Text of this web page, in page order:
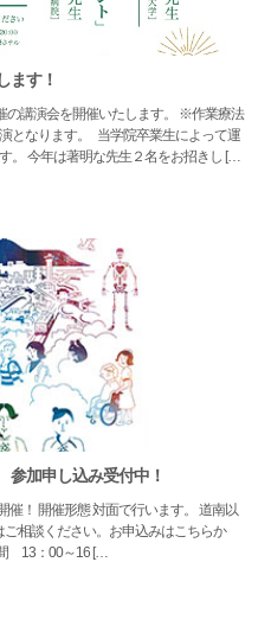
ます！
の講演会を開催いたします。 ※作業療法
となります。 当学院卒業生によって運
。 今年は著明な先生２名をお招きし […
加申し込み受付中！
催！ 開催形態 対面で行います。 道南以
相談ください。お申込みはこちらか
13：00～16 […